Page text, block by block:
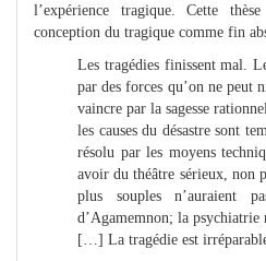
l’expérience tragique. Cette
conception du tragique comme fin
Les tragédies finissent mal.
par des forces qu’on ne peut
vaincre par la sagesse
les causes du désastre sont
résolu par les moyens
avoir du théâtre sérieux, non
plus souples n’auraient
d’Agamemnon; la psychiatrie
[…] La tragédie est